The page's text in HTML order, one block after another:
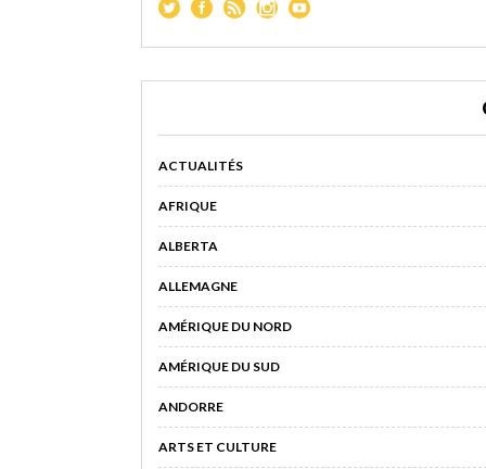
ACTUALITÉS
AFRIQUE
ALBERTA
ALLEMAGNE
AMÉRIQUE DU NORD
AMÉRIQUE DU SUD
ANDORRE
ARTS ET CULTURE